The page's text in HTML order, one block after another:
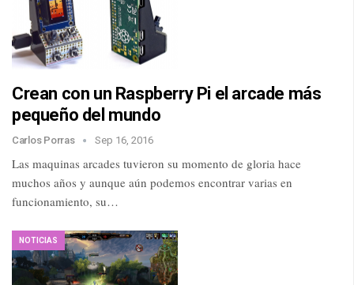
Crean con un Raspberry Pi el arcade más
pequeño del mundo
Carlos Porras Sep 16, 2016
Las maquinas arcades tuvieron su momento de gloria hace
muchos años y aunque aún podemos encontrar varias en
funcionamiento, su…
NOTICIAS